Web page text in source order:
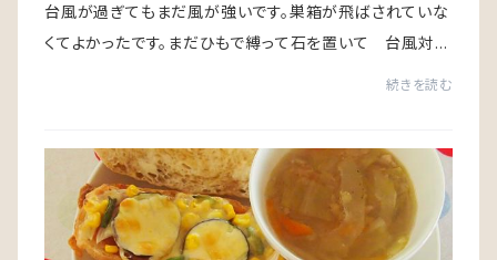
台風が過ぎてもまだ風が強いです。巣箱が飛ばされていな
くてよかったです。まだひもで縛って石を置いて 台風対策
続きを読む